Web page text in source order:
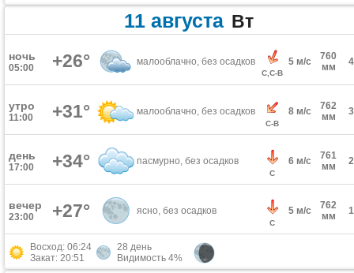
11 августа Вт
ночь
05:00 +26° малооблачно, без осадков
С,С-В
5 м/с
760
мм
утро
11:00 +31° малооблачно, без осадков
С-В
8 м/с
762
мм
день
17:00 +34° пасмурно, без осадков
С
6 м/с
761
мм
вечер
23:00 +27° ясно, без осадков
С
5 м/с
762
мм
Восход: 06:24
Закат: 20:51
28 день
Видимость 4%